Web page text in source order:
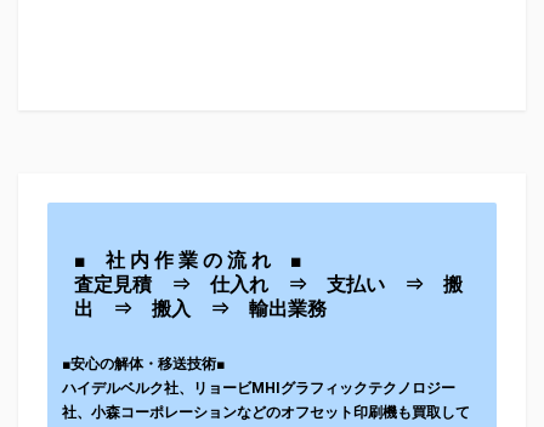
■ 社 内 作 業 の 流 れ ■
査定見積
⇒ 仕入れ ⇒ 支払い ⇒ 搬
出
⇒ 搬入 ⇒ 輸出業務
■安心の解体・移送技術■
ハイデルベルク社、リョービMHIグラフィックテクノロジー
社、小森コーポレーションなどのオフセット印刷機も買取して